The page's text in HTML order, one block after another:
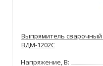
Выпрямитель
ВДМ-1202С
Напряжение, В: